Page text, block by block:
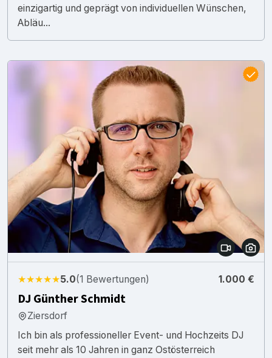
einzigartig und geprägt von individuellen Wünschen,
Abläu...
★★★★★5.0(1 Bewertungen) 1.000 €
DJ Günther Schmidt
Ziersdorf
Ich bin als professioneller Event- und Hochzeits DJ
seit mehr als 10 Jahren in ganz Ostösterreich